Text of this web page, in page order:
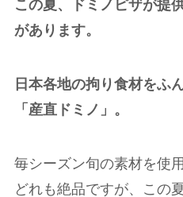
この夏、ドミノピザが提
があります。
日本各地の拘り食材をふ
「産直ドミノ」。
毎シーズン旬の素材を使
どれも絶品ですが、この